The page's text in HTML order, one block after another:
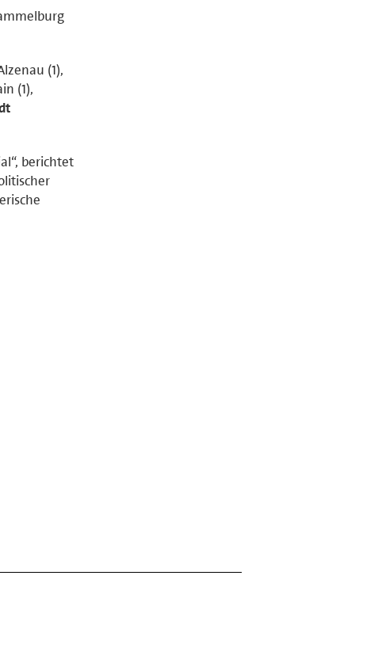
(1),
(1),
berichtet